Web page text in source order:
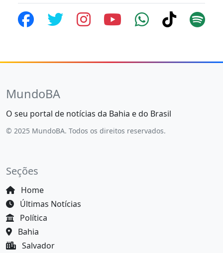
MundoBA
O seu portal de notícias da Bahia e do Brasil
© 2025 MundoBA. Todos os direitos reservados.
Seções
Home
Últimas Notícias
Política
Bahia
Salvador